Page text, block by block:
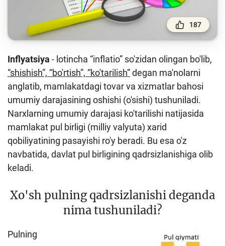
Moliyaviy xavfsizlik
Bank xizmatlari iste'molchilari huquqlari
Kichik va oʻrta biznes vakillari uchun onlayn
oʻquv dastur
Mehnat migrantlari uchun
O‘quv qo‘llanmalar
Loyihalar
Interaktiv xizmatlar
Fotogalereya
Loyiha haqida
Kengaytirilgan qidiruv
Sayt xaritasi
187
Inflyatsiya - lotincha “inflatio” so'zidan olingan bo'lib,
“shishish”, “bo'rtish”, “ko'tarilish”degan ma'nolarni
anglatib, mamlakatdagi tovar va xizmatlar bahosi
umumiy darajasining oshishi (o'sishi) tushuniladi.
Narxlarning umumiy darajasi ko'tarilishi natijasida
mamlakat pul birligi (milliy valyuta) xarid
qobiliyatining pasayishi ro'y beradi. Bu esa o'z
navbatida, davlat pul birligining qadrsizlanishiga olib
keladi.
Xo'sh pulning qadrsizlanishi deganda
nima tushuniladi?
Pulning